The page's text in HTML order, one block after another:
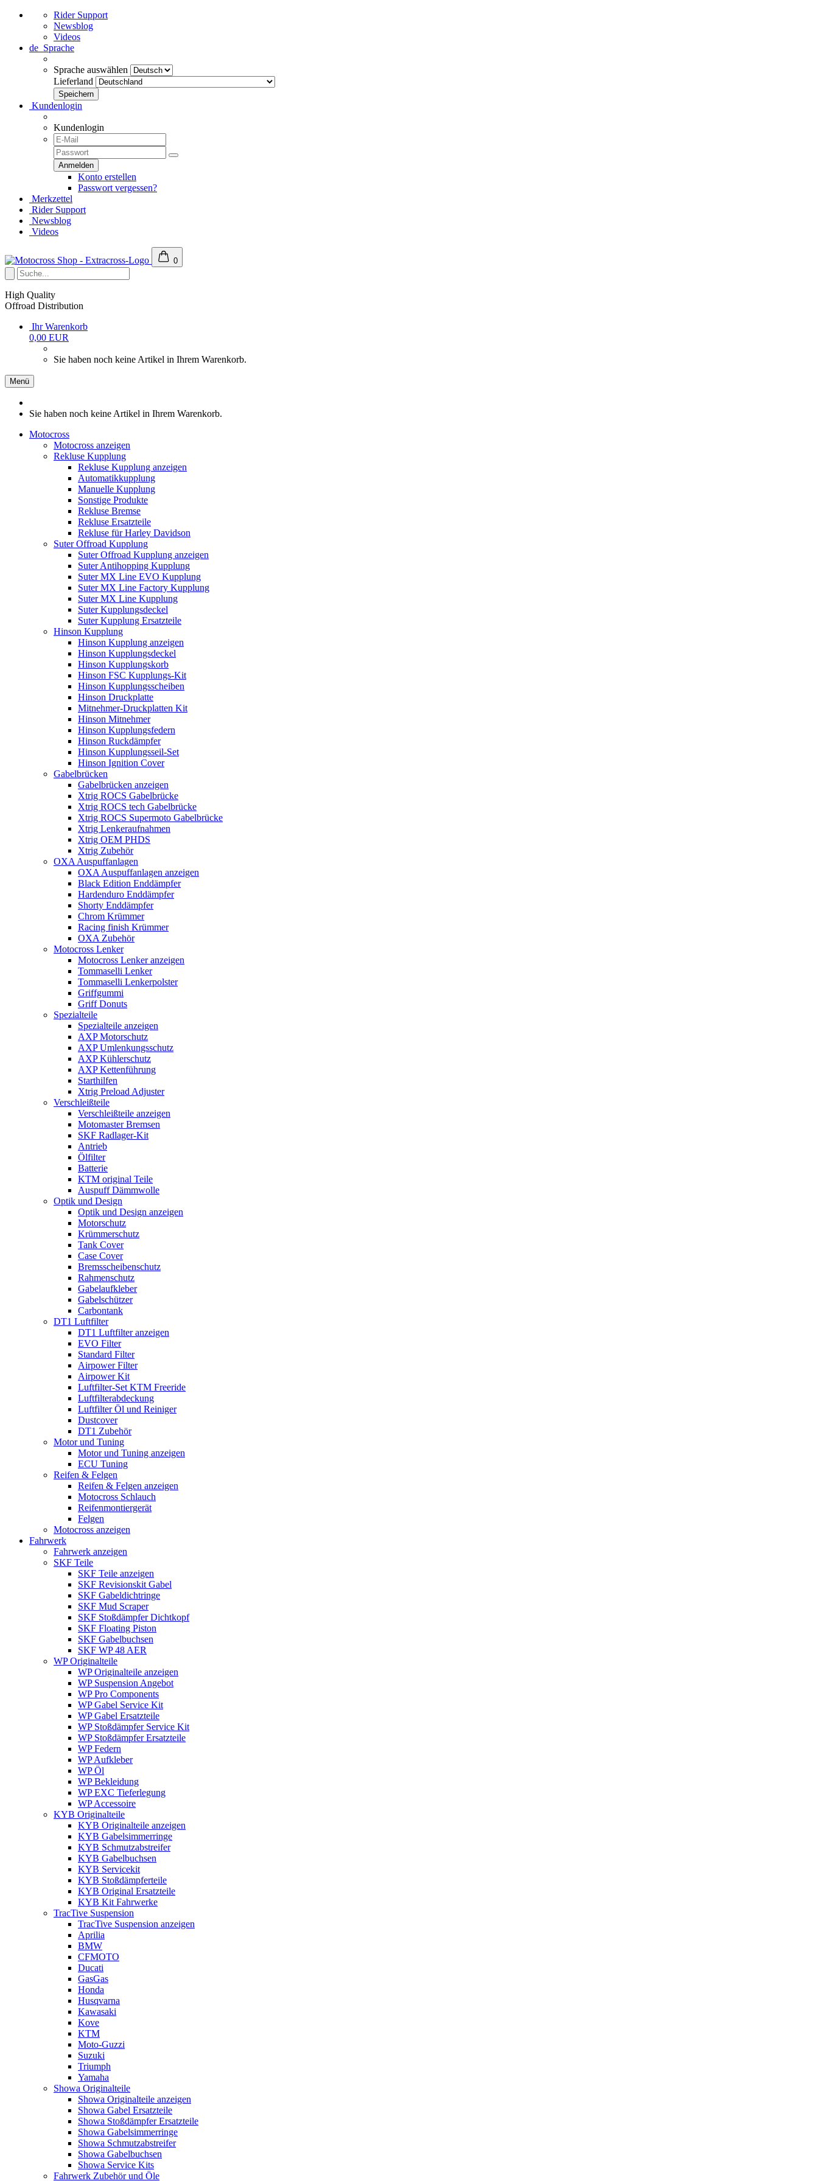
Rider Support
Newsblog
Videos
de Sprache
Sprache auswählen
Lieferland
Kundenlogin
Kundenlogin
Konto erstellen
Passwort vergessen?
Merkzettel
Rider Support
Newsblog
Videos
0
High Quality
Offroad Distribution
Ihr Warenkorb
0,00 EUR
Sie haben noch keine Artikel in Ihrem Warenkorb.
Menü
Sie haben noch keine Artikel in Ihrem Warenkorb.
Motocross
Motocross anzeigen
Rekluse Kupplung
Rekluse Kupplung anzeigen
Automatikkupplung
Manuelle Kupplung
Sonstige Produkte
Rekluse Bremse
Rekluse Ersatzteile
Rekluse für Harley Davidson
Suter Offroad Kupplung
Suter Offroad Kupplung anzeigen
Suter Antihopping Kupplung
Suter MX Line EVO Kupplung
Suter MX Line Factory Kupplung
Suter MX Line Kupplung
Suter Kupplungsdeckel
Suter Kupplung Ersatzteile
Hinson Kupplung
Hinson Kupplung anzeigen
Hinson Kupplungsdeckel
Hinson Kupplungskorb
Hinson FSC Kupplungs-Kit
Hinson Kupplungsscheiben
Hinson Druckplatte
Mitnehmer-Druckplatten Kit
Hinson Mitnehmer
Hinson Kupplungsfedern
Hinson Ruckdämpfer
Hinson Kupplungsseil-Set
Hinson Ignition Cover
Gabelbrücken
Gabelbrücken anzeigen
Xtrig ROCS Gabelbrücke
Xtrig ROCS tech Gabelbrücke
Xtrig ROCS Supermoto Gabelbrücke
Xtrig Lenkeraufnahmen
Xtrig OEM PHDS
Xtrig Zubehör
OXA Auspuffanlagen
OXA Auspuffanlagen anzeigen
Black Edition Enddämpfer
Hardenduro Enddämpfer
Shorty Enddämpfer
Chrom Krümmer
Racing finish Krümmer
OXA Zubehör
Motocross Lenker
Motocross Lenker anzeigen
Tommaselli Lenker
Tommaselli Lenkerpolster
Griffgummi
Griff Donuts
Spezialteile
Spezialteile anzeigen
AXP Motorschutz
AXP Umlenkungsschutz
AXP Kühlerschutz
AXP Kettenführung
Starthilfen
Xtrig Preload Adjuster
Verschleißteile
Verschleißteile anzeigen
Motomaster Bremsen
SKF Radlager-Kit
Antrieb
Ölfilter
Batterie
KTM original Teile
Auspuff Dämmwolle
Optik und Design
Optik und Design anzeigen
Motorschutz
Krümmerschutz
Tank Cover
Case Cover
Bremsscheibenschutz
Rahmenschutz
Gabelaufkleber
Gabelschützer
Carbontank
DT1 Luftfilter
DT1 Luftfilter anzeigen
EVO Filter
Standard Filter
Airpower Filter
Airpower Kit
Luftfilter-Set KTM Freeride
Luftfilterabdeckung
Luftfilter Öl und Reiniger
Dustcover
DT1 Zubehör
Motor und Tuning
Motor und Tuning anzeigen
ECU Tuning
Reifen & Felgen
Reifen & Felgen anzeigen
Motocross Schlauch
Reifenmontiergerät
Felgen
Motocross anzeigen
Fahrwerk
Fahrwerk anzeigen
SKF Teile
SKF Teile anzeigen
SKF Revisionskit Gabel
SKF Gabeldichtringe
SKF Mud Scraper
SKF Stoßdämpfer Dichtkopf
SKF Floating Piston
SKF Gabelbuchsen
SKF WP 48 AER
WP Originalteile
WP Originalteile anzeigen
WP Suspension Angebot
WP Pro Components
WP Gabel Service Kit
WP Gabel Ersatzteile
WP Stoßdämpfer Service Kit
WP Stoßdämpfer Ersatzteile
WP Federn
WP Aufkleber
WP Öl
WP Bekleidung
WP EXC Tieferlegung
WP Accessoire
KYB Originalteile
KYB Originalteile anzeigen
KYB Gabelsimmerringe
KYB Schmutzabstreifer
KYB Gabelbuchsen
KYB Servicekit
KYB Stoßdämpferteile
KYB Original Ersatzteile
KYB Kit Fahrwerke
TracTive Suspension
TracTive Suspension anzeigen
Aprilia
BMW
CFMOTO
Ducati
GasGas
Honda
Husqvarna
Kawasaki
Kove
KTM
Moto-Guzzi
Suzuki
Triumph
Yamaha
Showa Originalteile
Showa Originalteile anzeigen
Showa Gabel Ersatzteile
Showa Stoßdämpfer Ersatzteile
Showa Gabelsimmerringe
Showa Schmutzabstreifer
Showa Gabelbuchsen
Showa Service Kits
Fahrwerk Zubehör und Öle